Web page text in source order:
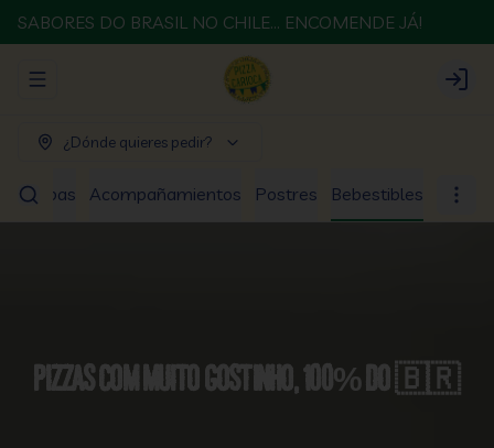
SABORES DO BRASIL NO CHILE... ENCOMENDE JÁ!
Abrir menu de navegación Login
¿Dónde quieres pedir?
Sopas Acompañamientos Postres Bebestibles
Pizzas com muito gostinho, 100% do 🇧🇷